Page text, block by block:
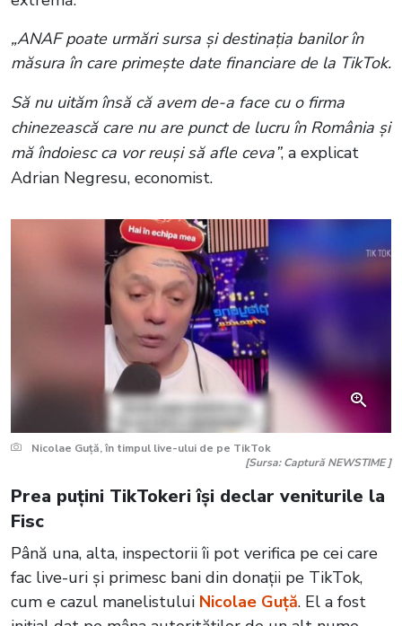
„ANAF poate urmări sursa și destinația banilor în
măsura în care primește date financiare de la TikTok.
Să nu uităm însă că avem de-a face cu o firma
chinezească care nu are punct de lucru în România și
mă îndoiesc ca vor reuși să afle ceva”, a explicat
Adrian Negresu, economist.
Nicolae Guță, în timpul live-ului de pe TikTok
[Sursa: Captură NEWSTIME ]
Prea puțini TikTokeri își declar veniturile la
Fisc
Până una, alta, inspectorii îi pot verifica pe cei care
fac live-uri și primesc bani din donații pe TikTok,
cum e cazul manelistului Nicolae Guță. El a fost